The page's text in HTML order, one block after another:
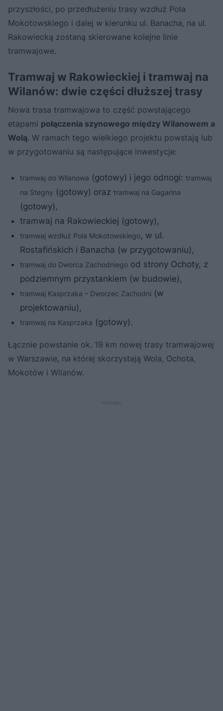
przyszłości, po przedłużeniu trasy wzdłuż Pola
Mokotowskiego i dalej w kierunku ul. Banacha, na ul.
Rakowiecką zostaną skierowane kolejne linie
tramwajowe.
Tramwaj w Rakowieckiej i tramwaj na
Wilanów: dwie części dłuższej trasy
Nowa trasa tramwajowa to część powstającego
etapami połączenia szynowego między Wilanowem a
Wolą. W ramach tego wielkiego projektu powstają lub
w przygotowaniu są następujące inwestycje:
tramwaj do Wilanowa (gotowy) i jego odnogi: tramwaj
na Stegny (gotowy) oraz tramwaj na Gagarina
(gotowy),
tramwaj na Rakowieckiej (gotowy),
tramwaj wzdłuż Pola Mokotowskiego, w ul.
Rostafińskich i Banacha (w przygotowaniu),
tramwaj do Dworca Zachodniego od strony Ochoty, z
podziemnym przystankiem (w budowie),
tramwaj Kasprzaka – Dworzec Zachodni (w
projektowaniu),
tramwaj na Kasprzaka (gotowy).
Łącznie powstanie ok. 19 km nowej trasy tramwajowej
w Warszawie, na której skorzystają Wola, Ochota,
Mokotów i Wilanów.